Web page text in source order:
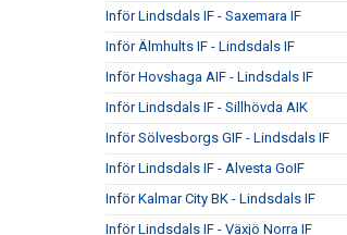
Inför Lindsdals IF - Saxemara IF
Inför Älmhults IF - Lindsdals IF
Inför Hovshaga AIF - Lindsdals IF
Inför Lindsdals IF - Sillhövda AIK
Inför Sölvesborgs GIF - Lindsdals IF
Inför Lindsdals IF - Alvesta GoIF
Inför Kalmar City BK - Lindsdals IF
Inför Lindsdals IF - Växjö Norra IF